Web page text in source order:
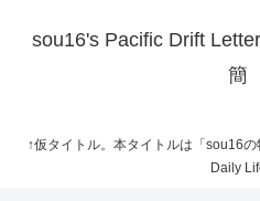
sou16's Pacific Drift
簡
↑仮タイトル。本タイトルは「sou16
Daily